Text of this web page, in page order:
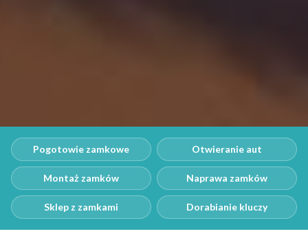
Pogotowie zamkowe Otwieranie aut
Montaż zamków Naprawa zamków
Sklep z zamkami Dorabianie kluczy